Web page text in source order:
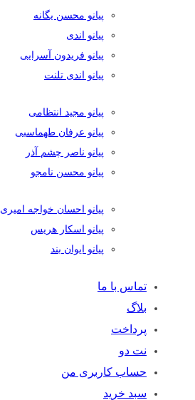
پیانو محسن یگانه
پیانو اندی
پیانو فریدون آسرایی
پیانو اندی تلنت
پیانو مجید انتظامی
پیانو عرفان طهماسبی
پیانو ناصر چشم آذر
پیانو محسن نامجو
پیانو احسان خواجه امیری
پیانو اسکار هریس
پیانو ایوان بند
تماس با ما
بلاگ
پرداخت
نت دو
حساب کاربری من
سبد خرید